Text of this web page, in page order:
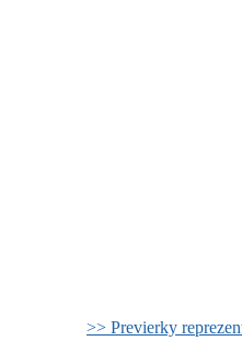
>> Previerky